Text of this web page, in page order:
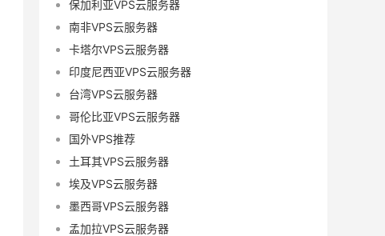
保加利亚VPS云服务器
南非VPS云服务器
卡塔尔VPS云服务器
印度尼西亚VPS云服务器
台湾VPS云服务器
哥伦比亚VPS云服务器
国外VPS推荐
土耳其VPS云服务器
埃及VPS云服务器
墨西哥VPS云服务器
孟加拉VPS云服务器